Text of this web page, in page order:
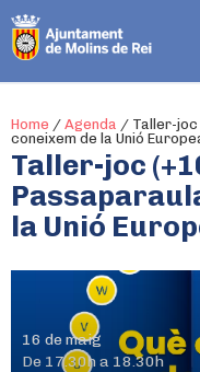
Home / Agenda / Taller-joc
coneixem de la Unió
Taller-joc
la Unió
16 de maig
De 17.30h a 18.30h